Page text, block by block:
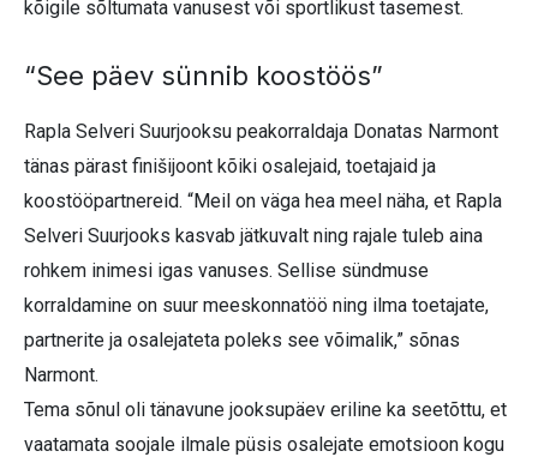
kõigile sõltumata vanusest või sportlikust tasemest.
“See päev sünnib koostöös”
Rapla Selveri Suurjooksu peakorraldaja Donatas Narmont
tänas pärast finišijoont kõiki osalejaid, toetajaid ja
koostööpartnereid. “Meil on väga hea meel näha, et Rapla
Selveri Suurjooks kasvab jätkuvalt ning rajale tuleb aina
rohkem inimesi igas vanuses. Sellise sündmuse
korraldamine on suur meeskonnatöö ning ilma toetajate,
partnerite ja osalejateta poleks see võimalik,” sõnas
Narmont.
Tema sõnul oli tänavune jooksupäev eriline ka seetõttu, et
vaatamata soojale ilmale püsis osalejate emotsioon kogu